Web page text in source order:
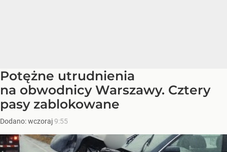
Potężne utrudnienia
na obwodnicy Warszawy. Cztery
pasy zablokowane
Dodano:wczoraj9:55